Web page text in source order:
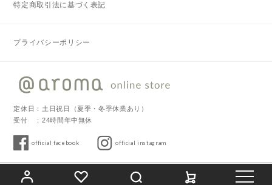
特定商取引法に基づく表記
プライバシーポリシー
定休日：土日祝日（夏季・冬季休業あり）
受付 ：24時間年中無休
official facebook official instagram
Copyright © 2019 @aroma. All Rights Reserved.